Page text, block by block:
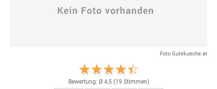
Foto Gutekueche.at
Bewertung: Ø 4,5(19 Stimmen)